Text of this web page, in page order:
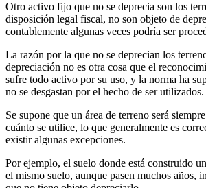
Otro activo fijo que no se deprecia son los
disposición legal fiscal, no son objeto de
contablemente algunas veces podría ser
La razón por la que no se deprecian los
depreciación no es otra cosa que el
sufre todo activo por su uso, y la norma ha
no se desgastan por el hecho de ser utilizados.
Se supone que un área de terreno será
cuánto se utilice, lo que generalmente es
existir algunas excepciones.
Por ejemplo, el suelo donde está construido
el mismo suelo, aunque pasen muchos años,